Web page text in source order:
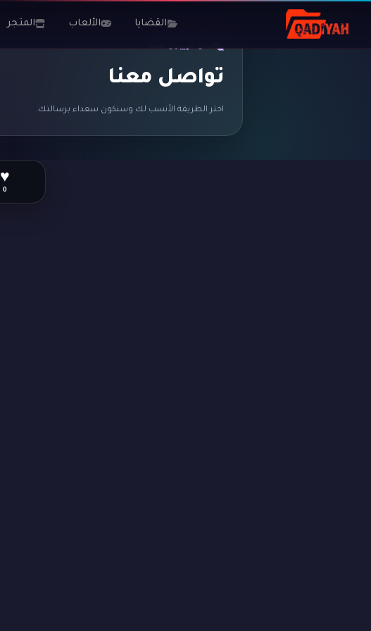
القضايا الألعاب المتجر
نحن قريبون منك
تواصل معنا
اختر الطريقة الأنسب لك وسنكون سعداء برسالتك.
♥
0